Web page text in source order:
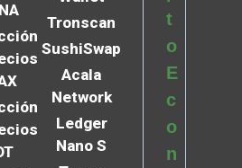
Tronscan
SushiSwap
Acala
Network
Ledger
Nano S
t
o
E
c
o
n